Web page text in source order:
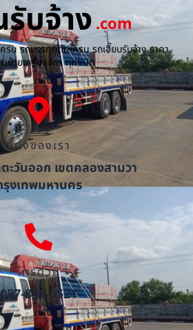
รับจ้าง.com
ครน รถบรรทุกติดเครน รถเฮี๊ยบรับจ้าง ราคา
ย้ายเครื่องจักร ทุกชนิด
ที่ตั้งของเรา
ะวันออก เขตคลองสามวา
งเทพมหานคร
โทรด่วน
087-851-5521